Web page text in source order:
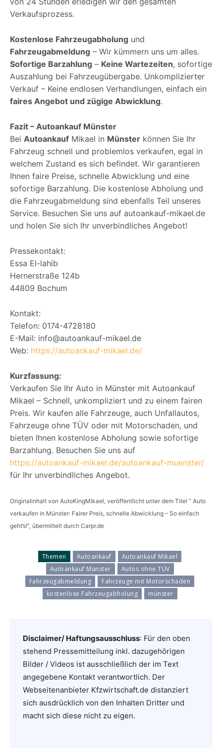
Verkaufsprozess.
Kostenlose Fahrzeugabholung und
Fahrzeugabmeldung – Wir kümmern uns um alles.
Sofortige Barzahlung – Keine Wartezeiten, sofortige
Auszahlung bei Fahrzeugübergabe. Unkomplizierter
Verkauf – Keine endlosen Verhandlungen, einfach ein
faires Angebot und zügige Abwicklung.
Fazit – Autoankauf Münster
Bei Autoankauf Mikael in Münster können Sie Ihr
Fahrzeug schnell und problemlos verkaufen, egal in
welchem Zustand es sich befindet. Wir garantieren
Ihnen faire Preise, schnelle Abwicklung und eine
sofortige Barzahlung. Die kostenlose Abholung und
die Fahrzeugabmeldung sind ebenfalls Teil unseres
Service. Besuchen Sie uns auf autoankauf-mikael.de
und holen Sie sich Ihr unverbindliches Angebot!
Pressekontakt:
Essa El-lahib
Hernerstraße 124b
44809 Bochum
Kontakt:
Telefon: 0174-4728180
E-Mail: info@autoankauf-mikael.de
Web: https://autoankauf-mikael.de/
Kurzfassung:
Verkaufen Sie Ihr Auto in Münster mit Autoankauf
Mikael – Schnell, unkompliziert und zu einem fairen
Preis. Wir kaufen alle Fahrzeuge, auch Unfallautos,
Fahrzeuge ohne TÜV oder mit Motorschaden, und
bieten Ihnen kostenlose Abholung sowie sofortige
Barzahlung. Besuchen Sie uns auf
https://autoankauf-mikael.de/autoankauf-muenster/
für Ihr unverbindliches Angebot.
Originalinhalt von AutoKingMikael, veröffentlicht unter dem Titel “ Auto
verkaufen in Münster: Fairer Preis, schnelle Abwicklung – So einfach
geht’s!“, übermittelt durch Carpr.de
Themen Autoankauf
Autoankauf Mikael
Autoankauf Münster
Autos ohne TÜV
Fahrzeugabmeldung
Fahrzeuge mit Motorschaden
kostenlose Fahrzeugabholung
münster
Disclaimer/ Haftungsausschluss: Für den oben
stehend Pressemitteilung inkl. dazugehörigen
Bilder / Videos ist ausschließlich der im Text
angegebene Kontakt verantwortlich. Der
Webseitenanbieter Kfzwirtschaft.de distanziert
sich ausdrücklich von den Inhalten Dritter und
macht sich diese nicht zu eigen.